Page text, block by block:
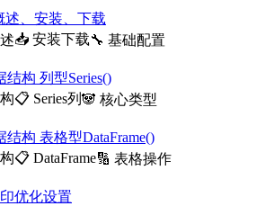
述、安装、下载
📥 安装下载🔧 基础配置
结构 列型Series()
📋 Series列 🐼 核心类型
结构 表格型DataFrame()
📋 DataFrame🔢 表格操作
印优化设置